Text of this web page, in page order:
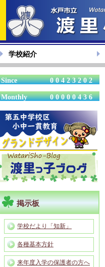
学校紹介
Since 00423202
Monthly 00000436
掲示板
学校だより「知新」
各種基本方針
来年度入学の保護者の方へ